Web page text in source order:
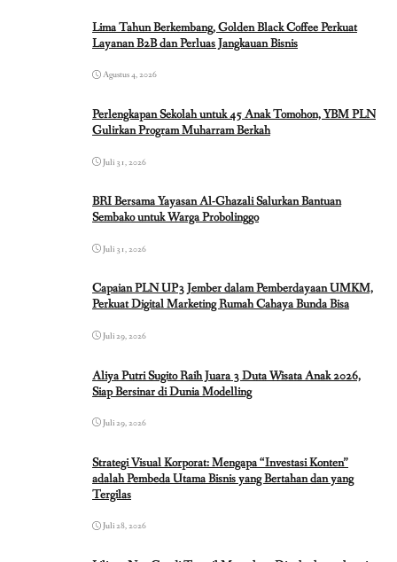
Lima Tahun Berkembang, Golden Black Coffee Perkuat
Layanan B2B dan Perluas Jangkauan Bisnis
Agustus 4, 2026
Perlengkapan Sekolah untuk 45 Anak Tomohon, YBM PLN
Gulirkan Program Muharram Berkah
Juli 31, 2026
BRI Bersama Yayasan Al-Ghazali Salurkan Bantuan
Sembako untuk Warga Probolinggo
Juli 31, 2026
Capaian PLN UP3 Jember dalam Pemberdayaan UMKM,
Perkuat Digital Marketing Rumah Cahaya Bunda Bisa
Juli 29, 2026
Aliya Putri Sugito Raih Juara 3 Duta Wisata Anak 2026,
Siap Bersinar di Dunia Modelling
Juli 29, 2026
Strategi Visual Korporat: Mengapa “Investasi Konten”
adalah Pembeda Utama Bisnis yang Bertahan dan yang
Tergilas
Juli 28, 2026